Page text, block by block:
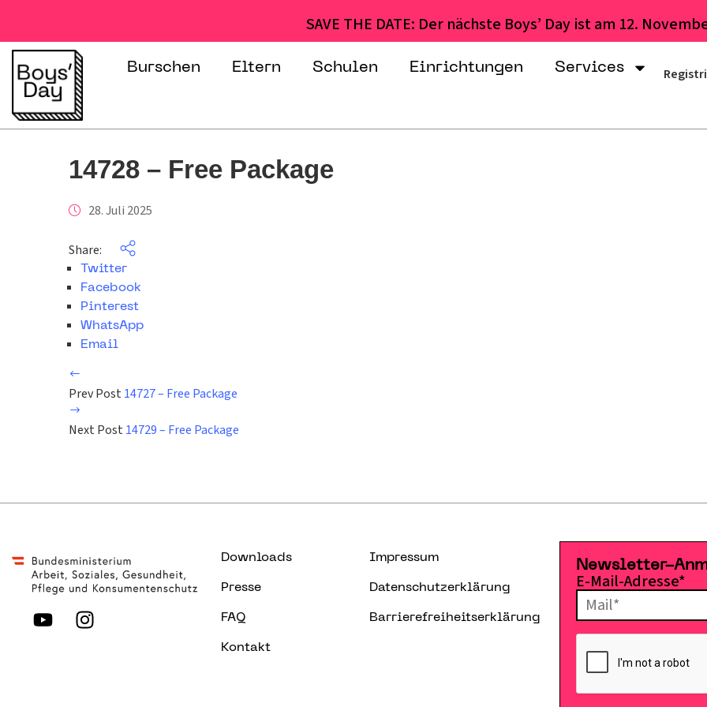
SAVE THE DATE: Der nächste Boys’ Day ist am 12.
Burschen Eltern Schulen Einrichtungen Services
14728 – Free Package
28. Juli 2025
Share:
Twitter
Facebook
Pinterest
WhatsApp
Email
Prev Post 14727 – Free Package
Next Post 14729 – Free Package
Downloads
Presse
FAQ
Kontakt
Impressum
Datenschutzerklärung
Barrierefreiheitserklärung
Newsletter-
E-Mail-Adresse*